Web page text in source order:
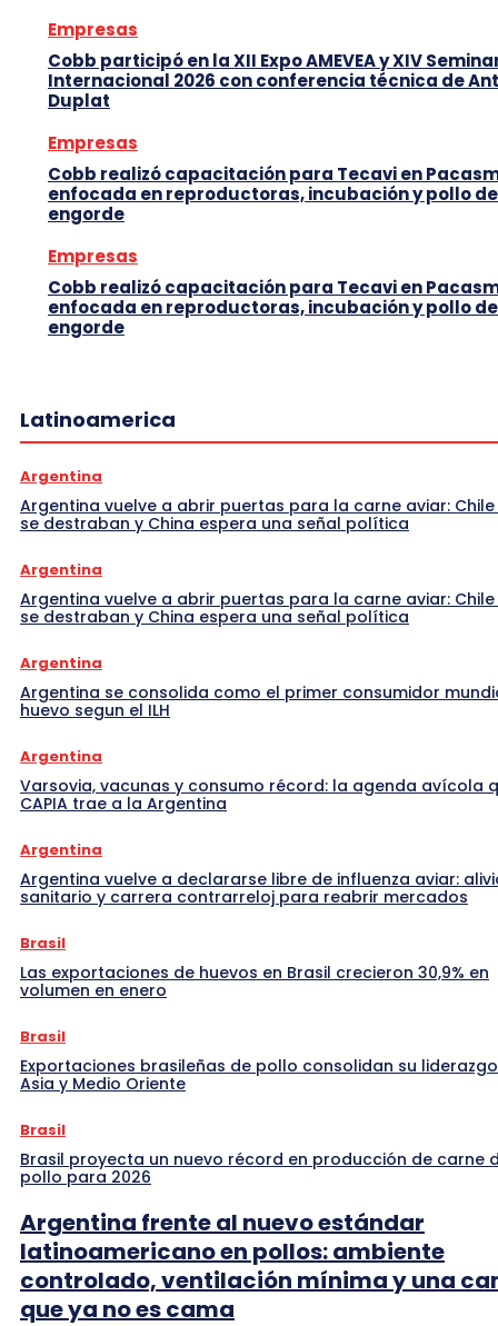
Empresas
Cobb participó en la XII Expo AMEVEA y XIV
Internacional 2026 con conferencia técnica de
Duplat
Empresas
Cobb realizó capacitación para Tecavi en
enfocada en reproductoras, incubación y pollo de
engorde
Empresas
Cobb realizó capacitación para Tecavi en
enfocada en reproductoras, incubación y pollo de
engorde
Latinoamerica
Argentina
Argentina vuelve a abrir puertas para la carne aviar: Chile
se destraban y China espera una señal política
Argentina
Argentina vuelve a abrir puertas para la carne aviar: Chile
se destraban y China espera una señal política
Argentina
Argentina se consolida como el primer consumidor
huevo segun el ILH
Argentina
Varsovia, vacunas y consumo récord: la agenda avícola
CAPIA trae a la Argentina
Argentina
Argentina vuelve a declararse libre de influenza aviar:
sanitario y carrera contrarreloj para reabrir mercados
Brasil
Las exportaciones de huevos en Brasil crecieron 30,9% en
volumen en enero
Brasil
Exportaciones brasileñas de pollo consolidan su
Asia y Medio Oriente
Brasil
Brasil proyecta un nuevo récord en producción de carne
pollo para 2026
Argentina frente al nuevo estándar
latinoamericano en pollos: ambiente
controlado, ventilación mínima y una
que ya no es cama